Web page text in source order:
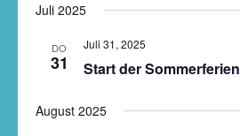
Juli 2025
DO
31
Juli 31, 2025
Start der Sommerferien
August 2025